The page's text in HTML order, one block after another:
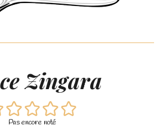
Zingara
Pas encore noté